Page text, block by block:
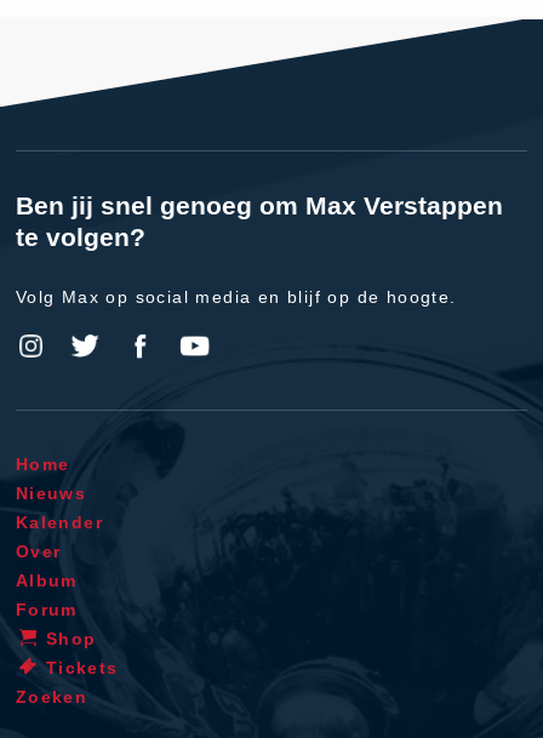
Ben jij snel genoeg om Max Verstappen
te volgen?
Volg Max op social media en blijf op de hoogte.
Home
Nieuws
Kalender
Over
Album
Forum
Shop
Tickets
Zoeken